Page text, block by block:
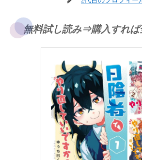
無料試し読み⇒購入すれば